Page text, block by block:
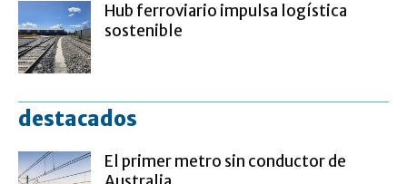
Hub ferroviario impulsa logística
sostenible
destacados
El primer metro sin conductor de